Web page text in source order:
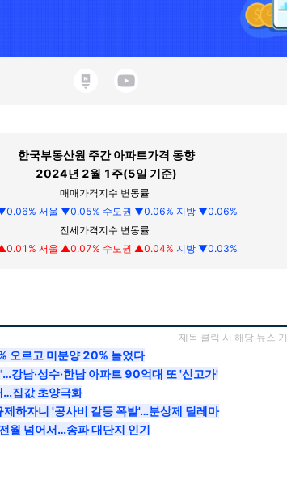
한국부동산원 주간 아파트가격 동향
2024년 2월 1주(5일 기준)
매매가격지수 변동률
서울 ▼0.05% 수도권 ▼0.06% 지방 ▼0.06%
전세가격지수 변동률
서울 ▲0.07% 수도권 ▲0.04% 지방 ▼0.03%
제목 클릭 시 해당 뉴스
오르고 미분양 20% 늘었다
강남·성수·한남 아파트 90억대 또 '신고가'
…집값 초양극화
하자니 '공사비 갈등 폭발'…분상제 딜레마
월 넘어서…송파 대단지 인기